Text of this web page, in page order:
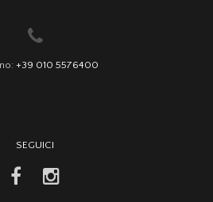
+39 010 5576400
SEGUICI
facebookinstagram